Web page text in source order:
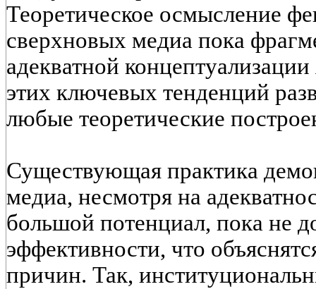
Теоретическое осмысление
сверхновых медиа пока
адекватной
этих ключевых тенденций
любые теоретические
Существующая практика
медиа, несмотря на
большой потенциал, пока не
эффективности, что
причин. Так,